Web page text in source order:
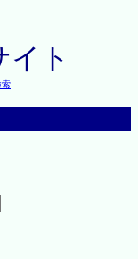
ト
索